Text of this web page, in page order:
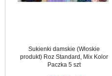
Sukienki damskie (Włoskie
produkt) Roz Standard, Mix Kolor
Paczka 5 szt